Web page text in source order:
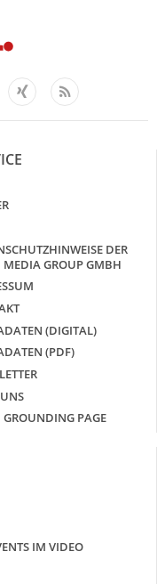
Xing Feed
DER
MEDIA GROUP GMBH
(DIGITAL)
(PDF)
GROUNDING PAGE
IM VIDEO